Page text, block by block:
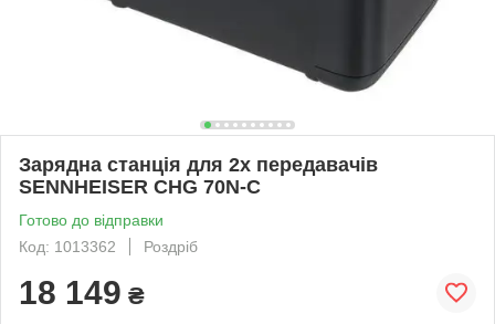
Зарядна станція для 2х передавачів
SENNHEISER CHG 70N-C
Готово до відправки
Код: 1013362
Роздріб
18 149 ₴